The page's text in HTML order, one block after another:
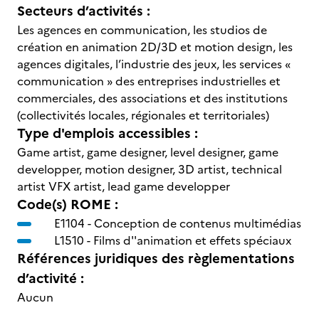
Secteurs d’activités :
Les agences en communication, les studios de
création en animation 2D/3D et motion design, les
agences digitales, l’industrie des jeux, les services «
communication » des entreprises industrielles et
commerciales, des associations et des institutions
(collectivités locales, régionales et territoriales)
Type d'emplois accessibles :
Game artist, game designer, level designer, game
developper, motion designer, 3D artist, technical
artist VFX artist, lead game developper
Code(s) ROME :
E1104 -Conception de contenus multimédias
L1510 - Films d''animation et effets spéciaux
Références juridiques des règlementations
d’activité :
Aucun